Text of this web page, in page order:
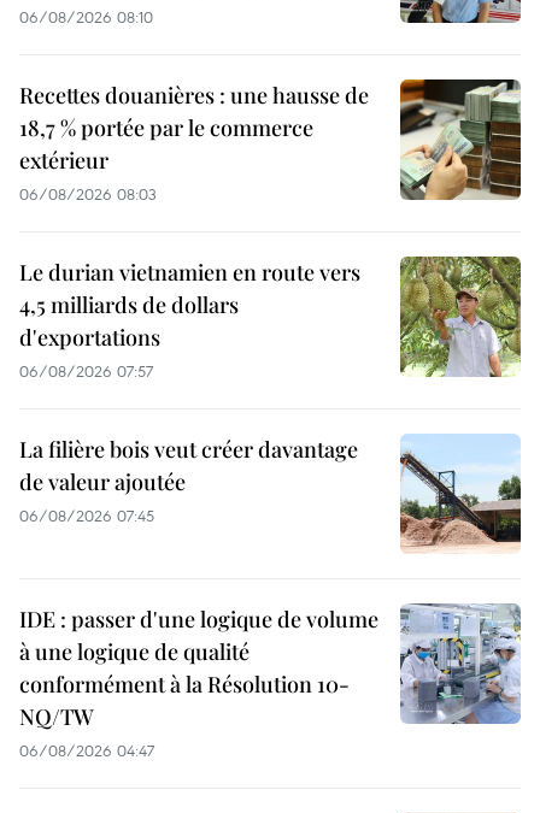
06/08/2026 08:10
Recettes douanières : une hausse de
18,7 % portée par le commerce
extérieur
06/08/2026 08:03
Le durian vietnamien en route vers
4,5 milliards de dollars
d'exportations
06/08/2026 07:57
La filière bois veut créer davantage
de valeur ajoutée
06/08/2026 07:45
IDE : passer d'une logique de volume
à une logique de qualité
conformément à la Résolution 10-
NQ/TW
06/08/2026 04:47